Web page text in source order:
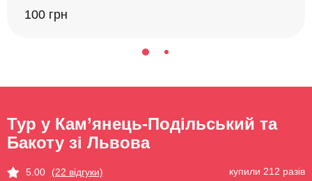
100 грн
Тур у Кам’янець-Подільський та
Бакоту зі Львова
5.00 (22 відгуки) купили 212 разів